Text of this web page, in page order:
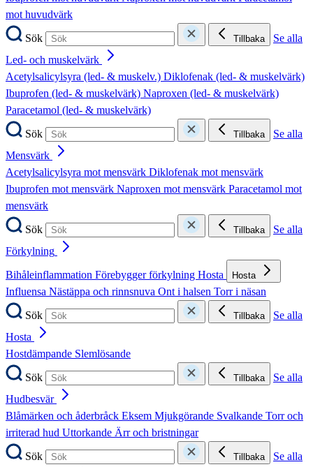
mot huvudvärk
Sök
Tillbaka
Se alla
Led- och muskelvärk
Acetylsalicylsyra (led- & muskelv.) Diklofenak (led- & muskelvärk)
Ibuprofen (led- & muskelvärk) Naproxen (led- & muskelvärk)
Paracetamol (led- & muskelvärk)
Sök
Tillbaka
Se alla
Mensvärk
Acetylsalicylsyra mot mensvärk Diklofenak mot mensvärk
Ibuprofen mot mensvärk Naproxen mot mensvärk Paracetamol mot
mensvärk
Sök
Tillbaka
Se alla
Förkylning
Bihåleinflammation Förebygger förkylning Hosta Hosta
Influensa Nästäppa och rinnsnuva Ont i halsen Torr i näsan
Sök
Tillbaka
Se alla
Hosta
Hostdämpande Slemlösande
Sök
Tillbaka
Se alla
Hudbesvär
Blåmärken och åderbråck Eksem Mjukgörande Svalkande Torr och
irriterad hud Uttorkande Ärr och bristningar
Sök
Tillbaka
Se alla